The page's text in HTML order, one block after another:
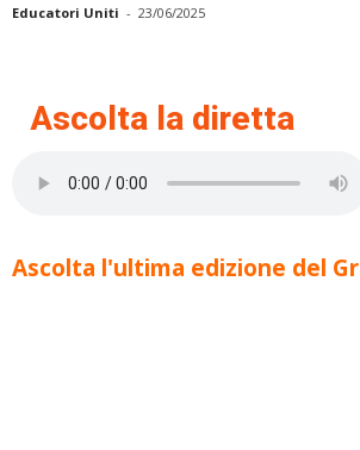
Educatori Uniti - 23/06/2025
Ascolta la diretta
Ascolta l'ultima edizione del Gr